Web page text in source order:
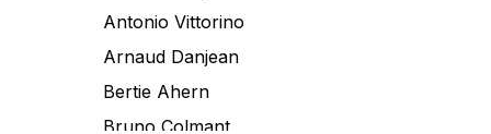
Antonio Vittorino
Arnaud Danjean
Bertie Ahern
Bruno Colmant